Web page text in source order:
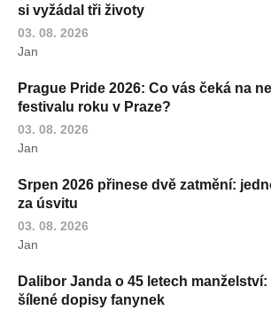
si vyžádal tři životy
03. 08. 2026
Jan
Prague Pride 2026: Co vás čeká na
festivalu roku v Praze?
03. 08. 2026
Jan
Srpen 2026 přinese dvě zatmění:
za úsvitu
03. 08. 2026
Jan
Dalibor Janda o 45 letech
šílené dopisy fanynek